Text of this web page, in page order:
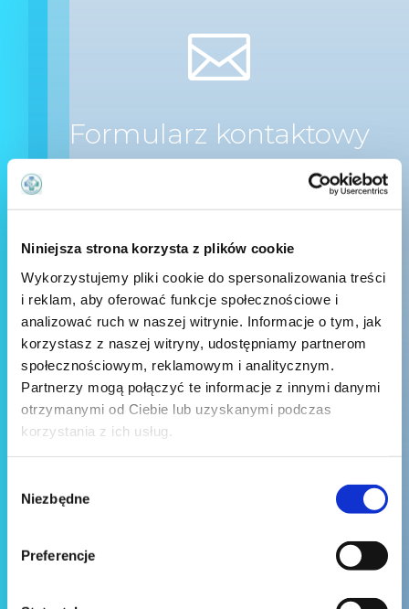
Niniejsza strona korzysta z plików cookie
Wykorzystujemy pliki cookie do spersonalizowania treści
i reklam, aby oferować funkcje społecznościowe i
analizować ruch w naszej witrynie. Informacje o tym, jak
korzystasz z naszej witryny, udostępniamy partnerom
społecznościowym, reklamowym i analitycznym.
Partnerzy mogą połączyć te informacje z innymi danymi
otrzymanymi od Ciebie lub uzyskanymi podczas
korzystania z ich usług.
zgody
Niezbędne
Preferencje

Formularz kontaktowy
Wyślij wiadomość